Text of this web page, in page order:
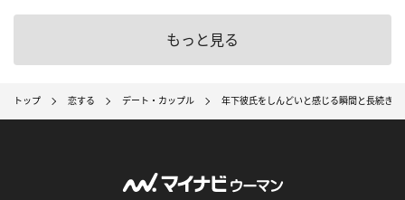
もっと見る
トップ 恋する デート・カップル 年下彼氏をしんどいと感じる瞬間と長続き